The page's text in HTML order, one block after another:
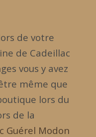
de votre
de Cadeillac
vous y avez
même que
lors du
de la
Guérel Modon